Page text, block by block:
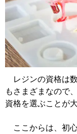
レジンの資格は
もさまざまなので
資格を選ぶことが
ここからは、初